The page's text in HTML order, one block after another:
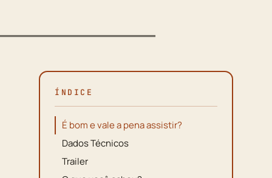
ÍNDICE
É bom e vale a pena assistir?
Dados Técnicos
Trailer